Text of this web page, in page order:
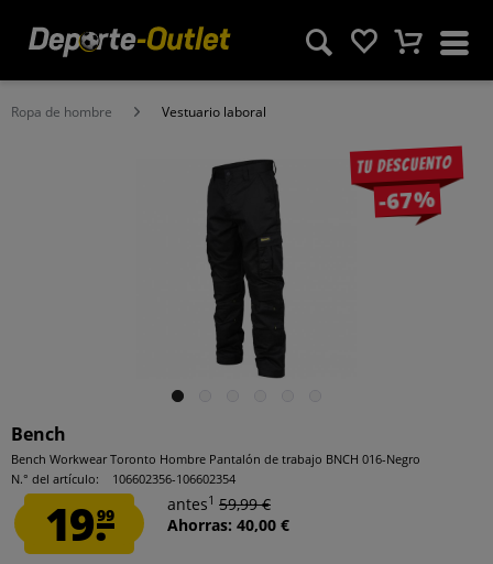
Ropa de hombre Vestuario laboral
Tu descuento
-67%
Bench
Bench Workwear Toronto Hombre Pantalón de trabajo BNCH 016-Negro
N.° del artículo:
106602356-106602354
19.99
antes1 59,99 €
Ahorras: 40,00 €